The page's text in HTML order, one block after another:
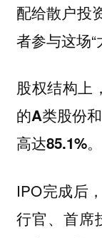
配给散户投
者参与这场“
股权结构上
的A类股份
高达85.1%。
IPO完成后
行官、首席